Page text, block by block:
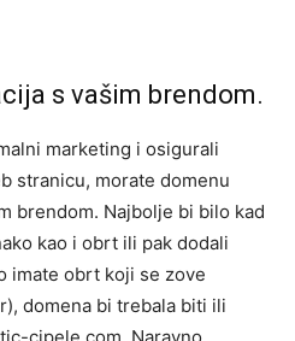
s vašim brendom.
marketing i osigurali
stranicu, morate domenu
brendom. Najbolje bi bilo kad
kao i obrt ili pak dodali
imate obrt koji se zove
domena bi trebala biti ili